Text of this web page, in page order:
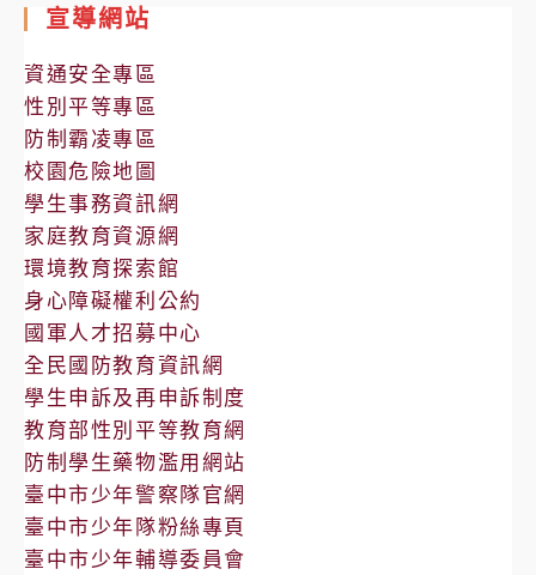
公
告
宣導網站
資通安全專區
性別平等專區
防制霸凌專區
校園危險地圖
學生事務資訊網
家庭教育資源網
環境教育探索館
身心障礙權利公約
國軍人才招募中心
全民國防教育資訊網
學生申訴及再申訴制度
教育部性別平等教育網
防制學生藥物濫用網站
臺中市少年警察隊官網
臺中市少年隊粉絲專頁
臺中市少年輔導委員會